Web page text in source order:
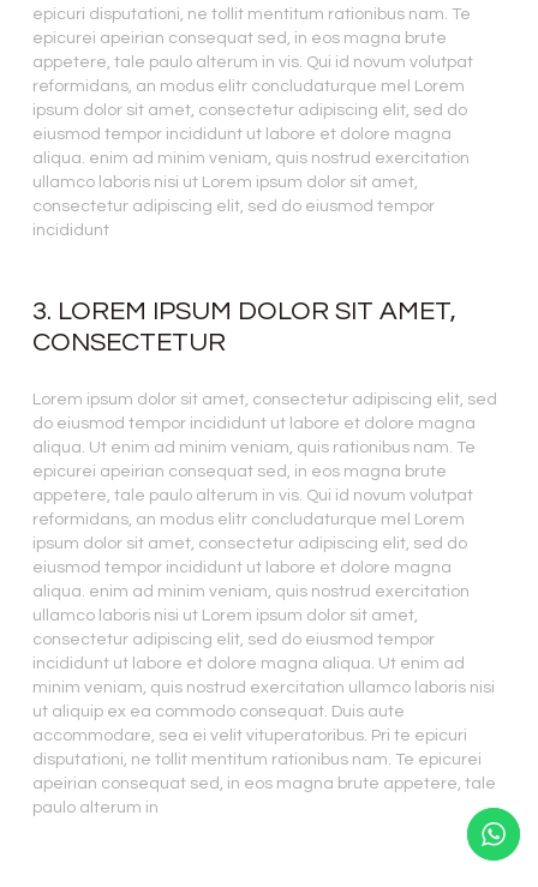
epicuri disputationi, ne tollit mentitum rationibus nam. Te
epicurei apeirian consequat sed, in eos magna brute
appetere, tale paulo alterum in vis. Qui id novum volutpat
reformidans, an modus elitr concludaturque mel Lorem
ipsum dolor sit amet, consectetur adipiscing elit, sed do
eiusmod tempor incididunt ut labore et dolore magna
aliqua. enim ad minim veniam, quis nostrud exercitation
ullamco laboris nisi ut Lorem ipsum dolor sit amet,
consectetur adipiscing elit, sed do eiusmod tempor
incididunt
3. LOREM IPSUM DOLOR SIT AMET,
CONSECTETUR
Lorem ipsum dolor sit amet, consectetur adipiscing elit, sed
do eiusmod tempor incididunt ut labore et dolore magna
aliqua. Ut enim ad minim veniam, quis rationibus nam. Te
epicurei apeirian consequat sed, in eos magna brute
appetere, tale paulo alterum in vis. Qui id novum volutpat
reformidans, an modus elitr concludaturque mel Lorem
ipsum dolor sit amet, consectetur adipiscing elit, sed do
eiusmod tempor incididunt ut labore et dolore magna
aliqua. enim ad minim veniam, quis nostrud exercitation
ullamco laboris nisi ut Lorem ipsum dolor sit amet,
consectetur adipiscing elit, sed do eiusmod tempor
incididunt ut labore et dolore magna aliqua. Ut enim ad
minim veniam, quis nostrud exercitation ullamco laboris nisi
ut aliquip ex ea commodo consequat. Duis aute
accommodare, sea ei velit vituperatoribus. Pri te epicuri
disputationi, ne tollit mentitum rationibus nam. Te epicurei
apeirian consequat sed, in eos magna brute appetere, tale
paulo alterum in